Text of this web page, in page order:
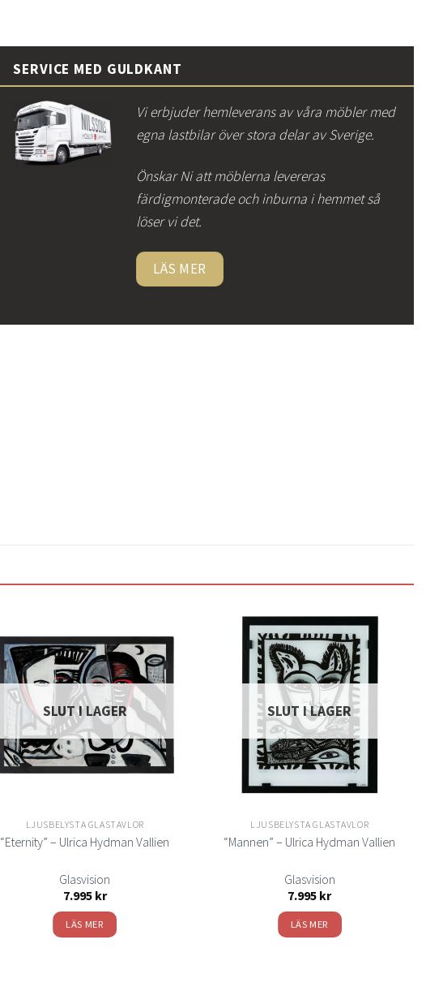
SERVICE MED GULDKANT
Vi erbjuder hemleverans av våra möbler med
egna lastbilar över stora delar av Sverige.
Önskar Ni att möblerna levereras
färdigmonterade och inburna i hemmet så
löser vi det.
LÄS MER
Lägg
till i
önskelistan
SLUT I LAGER
LJUSBELYSTA GLASTAVLOR
“Eternity” – Ulrica Hydman Vallien
Glasvision
7.995 kr
LÄS MER
önskelistan
SLUT I LAGER
LJUSBELYSTA GLASTAVLOR
“Mannen” – Ulrica Hydman Vallien
Glasvision
7.995 kr
LÄS MER